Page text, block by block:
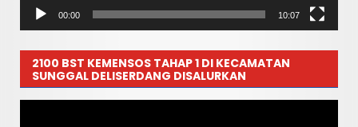
00:00 10:07
2100 BST KEMENSOS TAHAP 1 DI KECAMATAN
SUNGGAL DELISERDANG DISALURKAN